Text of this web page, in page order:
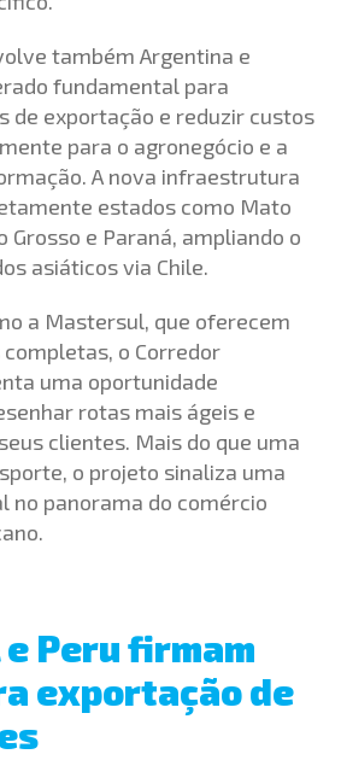
também Argentina e
fundamental para
de exportação e reduzir custos
para o agronegócio e a
A nova infraestrutura
estados como Mato
Grosso e Paraná, ampliando o
asiáticos via Chile.
a Mastersul, que oferecem
o Corredor
uma oportunidade
rotas mais ágeis e
clientes. Mais do que uma
o projeto sinaliza uma
no panorama do comércio
Peru firmam
exportação de